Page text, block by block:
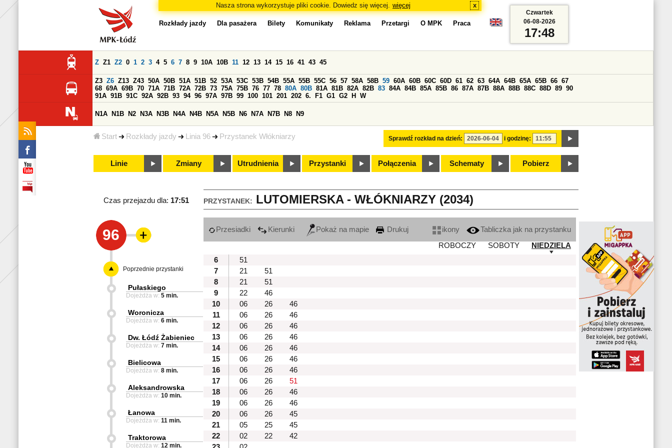
Nasza strona wykorzystuje pliki cookie. Dowiedz się więcej. więcej x
Start Rozkłady jazdy Linia 96 Przystanek Włókniarzy
Rozkłady jazdy Dla pasażera Bilety Komunikaty Reklama Przetargi O MPK Praca
Sprawdź rozkład na dzień: i godzinę:
Z Z1 Z2 0 1 2 3 4 5 6 7 8 9 10A 10B 11 12 13 14 15 16 41 43 45
Z3 Z6 Z13 Z43 50A 50B 51A 51B 52 53A 53C 53B 54B 55A 55B 55C 56 57 58A 58B 59 60A 60B 60C 60D 61 62 63 64A 64B 65A 65B 66 67
68 69A 69B 70 71A 71B 72A 72B 73 75A 75B 76 77 78 80A 80B 81A 81B 82A 82B 83 84A 84B 85A 85B 86 87A 87B 88A 88B 88C 88D 89 90
91A 91B 91C 92A 92B 93 94 96 97A 97B 99 100 101 201 202 6. F1 G1 G2 H W
N1A N1B N2 N3A N3B N4A N4B N5A N5B N6 N7A N7B N8 N9
Linie Zmiany Utrudnienia Przystanki Połączenia Schematy Pobierz
Czwartek
06-08-2026
17:48
PRZYSTANEK: LUTOMIERSKA - WŁÓKNIARZY (2034)
Czas przejazdu dla: 17:51
96 Przesiadki Kierunki Pokaż na mapie Drukuj ikony
Tabliczka jak na przystanku
ROBOCZY
SOBOTY
NIEDZIELA
6
51
7
21
51
8
21
51
9
22
46
10
06 26
46
11
06 26
46
12
06 26
46
13
06 26
46
14
06 26
46
15
06 26
46
16
06 26
46
17
06 26
51
18
06 26
46
19
06 26
46
20
06 26
45
21
05 25
45
22
02 22
42
Poprzednie przystanki
Pułaskiego
Dojeżdża w: 5 min.
Woronicza
Dojeżdża w: 6 min.
Dw. Łódź Żabieniec
Dojeżdża w: 7 min.
Bielicowa
Dojeżdża w: 8 min.
Aleksandrowska
Dojeżdża w: 10 min.
Łanowa
Dojeżdża w: 11 min.
Traktorowa
Dojeżdża w: 12 min.